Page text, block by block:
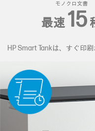
モノクロ文書
最速 15
HP Smart Tankは、すぐ印刷